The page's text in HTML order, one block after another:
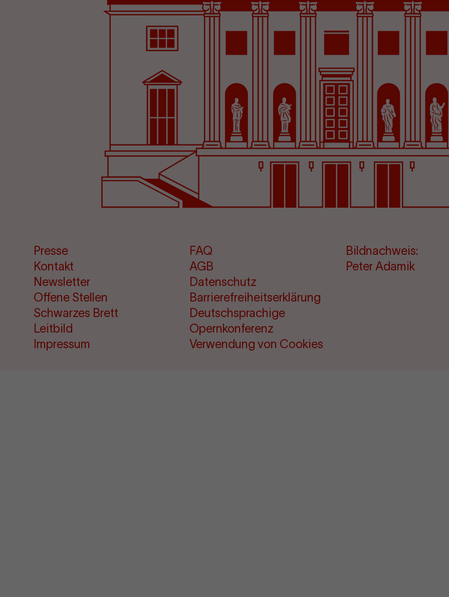
Presse
Kontakt
Newsletter
Offene Stellen
Schwarzes Brett
Leitbild
Impressum
FAQ
AGB
Datenschutz
Barrierefreiheitserklärung
Deutschsprachige
Opernkonferenz
Verwendung von Cookies
Bildnachweis:
Peter Adamik